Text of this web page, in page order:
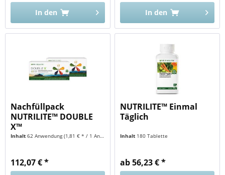
In den In den
Nachfüllpack
NUTRILITE™ DOUBLE
X™
Inhalt62 Anwendung(1,81 € * / 1 Anwendung)
112,07 € *
NUTRILITE™ Einmal
Täglich
Inhalt 180 Tablette
ab 56,23 € *